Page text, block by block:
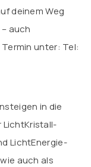
deinem Weg
auch
unter: Tel:
in die
LichtKristall-
LichtEnergie-
auch als